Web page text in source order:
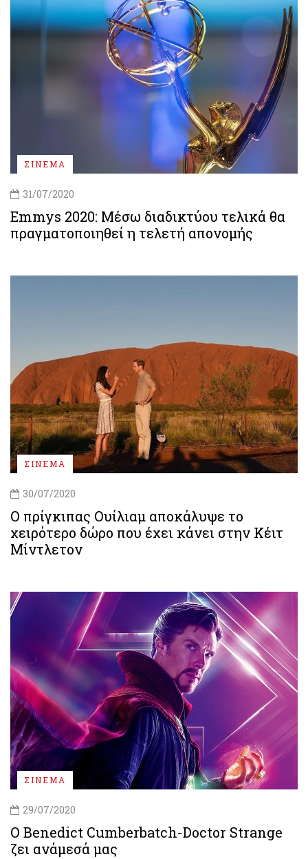
ΣΙΝΕΜΑ
31/07/2020
Emmys 2020: Μέσω διαδικτύου τελικά θα
πραγματοποιηθεί η τελετή απονομής
ΣΙΝΕΜΑ
30/07/2020
Ο πρίγκιπας Ουίλιαμ αποκάλυψε το
χειρότερο δώρο που έχει κάνει στην Κέιτ
Μίντλετον
ΣΙΝΕΜΑ
29/07/2020
Ο Benedict Cumberbatch-Doctor Strange
ζει ανάμεσά μας